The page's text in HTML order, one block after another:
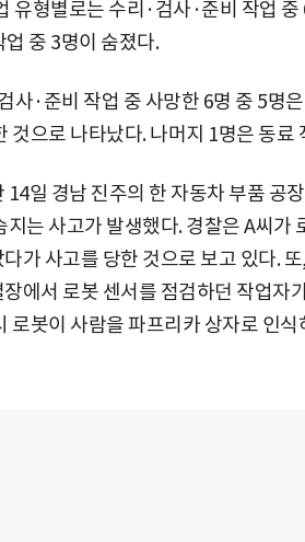
유형별로는 수리·검사·준비 작업
업 중 3명이 숨졌다.
사·준비 작업 중 사망한 6명 중 5명
것으로 나타났다. 나머지 1명은 동
14일 경남 진주의 한 자동차 부품 공
지는 사고가 발생했다. 경찰은 A씨가
가 사고를 당한 것으로 보고 있다.
에서 로봇 센서를 점검하던 작업자
로봇이 사람을 파프리카 상자로 인